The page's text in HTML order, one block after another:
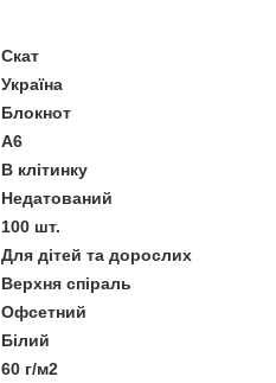
Скат
Україна
Блокнот
A6
В клітинку
Недатований
100 шт.
Для дітей та дорослих
Верхня спіраль
Офсетний
Білий
60 г/м2